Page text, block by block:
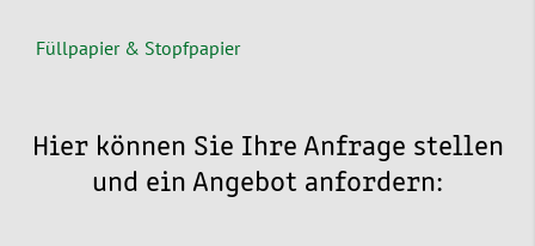
Füllpapier & Stopfpapier
Hier können Sie Ihre Anfrage stellen
und ein Angebot anfordern: